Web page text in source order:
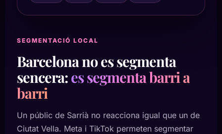
SEGMENTACIÓ LOCAL
Barcelona no es segmenta
sencera:es segmenta barri a
barri
Un públic de Sarrià no reacciona igual que un de
Ciutat Vella. Meta i TikTok permeten segmentar